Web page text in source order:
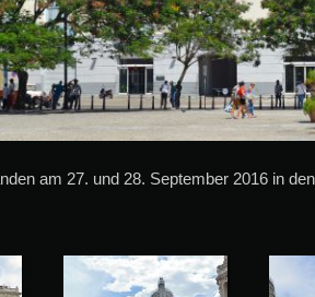
am 27. und 28. September 2016 in